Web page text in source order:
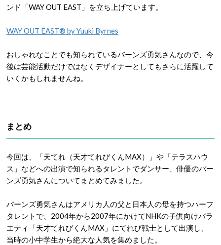
ンド「WAY OUT EAST」を立ち上げています。
WAY OUT EAST® by Yuuki Byrnes
おしゃれなことでも知られているバーンズ勇気さんなので、今
後は芸能活動だけではなくデザイナーとしてもさらに活躍して
いくかもしれませんね。
まとめ
今回は、「天てれ（天才てれびくんMAX）」や「テラスハウ
ス」などへの出演で知られるタレントでダンサー、俳優のバー
ンズ勇気さんについてまとめてみました。
バーンズ勇気さんはアメリカ人の父と日本人の母を持つハーフ
タレントで、2004年から2007年にかけてNHKの子供向けバラ
エティ「天才てれびくんMAX」にてれび戦士として出演し、
当時の小中学生から絶大な人気を集めました。